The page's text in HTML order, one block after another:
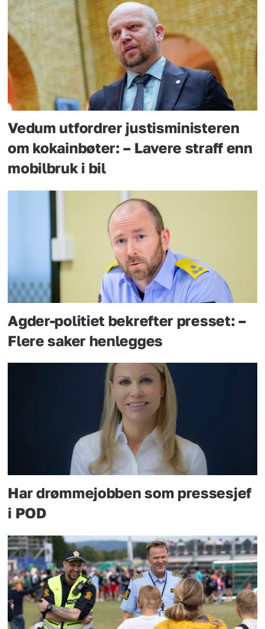
Vedum utfordrer justisministeren
om kokainbøter: – Lavere straff enn
mobilbruk i bil
Agder-politiet bekrefter presset: –
Flere saker henlegges
Har drømmejobben som pressesjef
i POD